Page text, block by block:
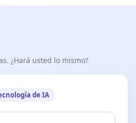
¿Hará usted lo mismo?
de IA